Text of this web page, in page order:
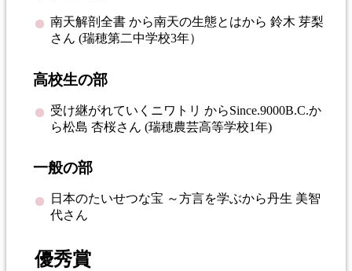
南天解剖全書 から南天の生態とはから 鈴木 芽梨
さん (瑞穂第二中学校3年）
高校生の部
受け継がれていくニワトリ からSince.9000B.C.か
ら松島 杏桜さん (瑞穂農芸高等学校1年)
一般の部
日本のたいせつな宝 ～方言を学ぶから丹生 美智
代さん
優秀賞